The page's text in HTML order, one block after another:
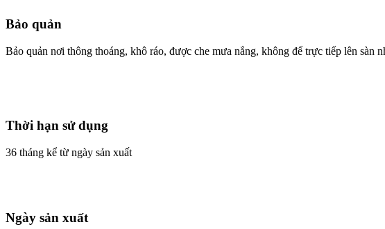
Bảo quản
Bảo quản nơi thông thoáng, khô ráo, được che mưa nắng, không để trực tiếp lên sàn
Thời hạn sử dụng
36 tháng kể từ ngày sản xuất
Ngày sản xuất